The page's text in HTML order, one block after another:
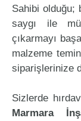
Sahibi olduğu;
saygı ile
çıkarmayı
malzeme
siparişlerinize
Sizlerde
Marmara